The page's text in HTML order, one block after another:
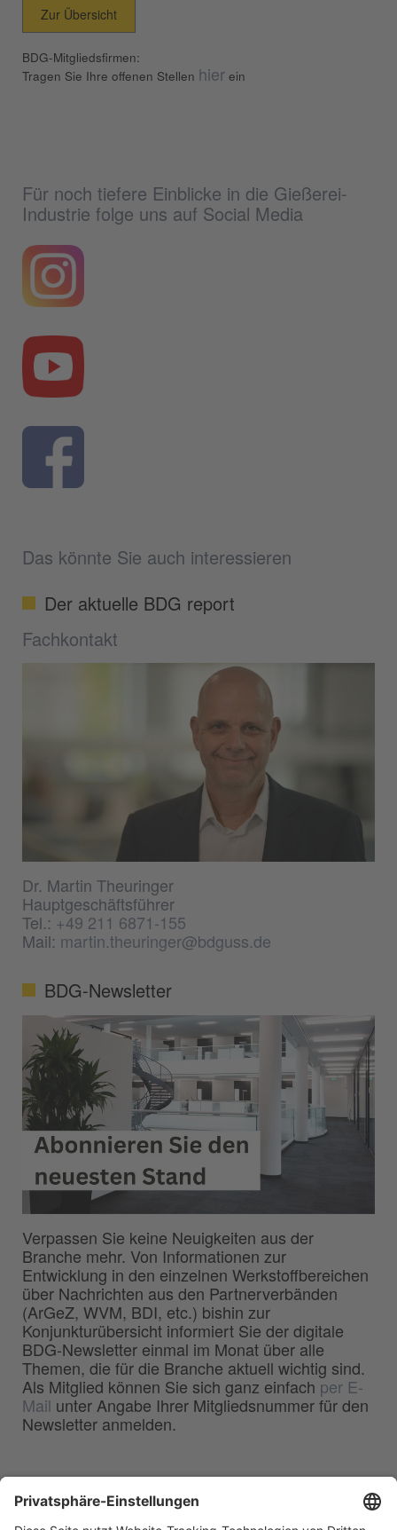
Zur Übersicht
BDG-Mitgliedsfirmen:
Tragen Sie Ihre offenen Stellen hier ein
Für noch tiefere Einblicke in die Gießerei-
Industrie folge uns auf Social Media
Das könnte Sie auch interessieren
Der aktuelle BDG report
Fachkontakt
Dr. Martin Theuringer
Hauptgeschäftsführer
Tel.:+49 211 6871-155
Mail: martin.theuringer@bdguss.de
BDG-Newsletter
Verpassen Sie keine Neuigkeiten aus der
Branche mehr. Von Informationen zur
Entwicklung in den einzelnen Werkstoffbereichen
über Nachrichten aus den Partnerverbänden
(ArGeZ, WVM, BDI, etc.) bishin zur
Konjunkturübersicht informiert Sie der digitale
BDG-Newsletter einmal im Monat über alle
Themen, die für die Branche aktuell wichtig sind.
Als Mitglied können Sie sich ganz einfach per E-
Mail unter Angabe Ihrer Mitgliedsnummer für den
Newsletter anmelden.